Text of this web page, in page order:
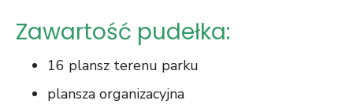
Zawartość pudełka:
16 plansz terenu parku
plansza organizacyjna